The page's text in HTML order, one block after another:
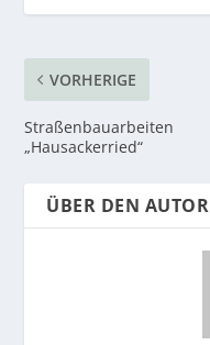
VORHERIGE
Straßenbauarbeiten
„Hausackerried“
ÜBER DEN AUTOR